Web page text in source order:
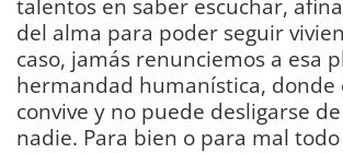
del alma para poder seguir
caso, jamás renunciemos a esa
hermandad humanística, donde
convive y no puede desligarse
nadie. Para bien o para mal